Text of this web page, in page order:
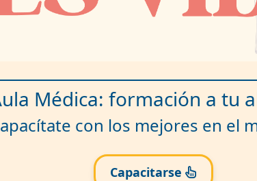
Médica: formación a tu
con los mejores en el
Capacitarse